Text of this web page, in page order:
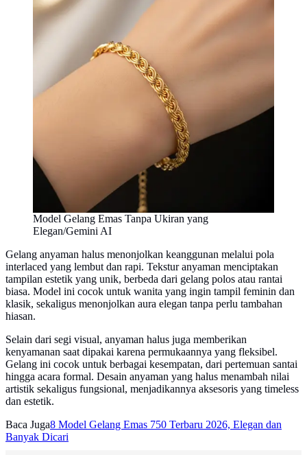
Model Gelang Emas Tanpa Ukiran yang
Elegan/Gemini AI
Gelang anyaman halus menonjolkan keanggunan melalui pola
interlaced yang lembut dan rapi. Tekstur anyaman menciptakan
tampilan estetik yang unik, berbeda dari gelang polos atau rantai
biasa. Model ini cocok untuk wanita yang ingin tampil feminin dan
klasik, sekaligus menonjolkan aura elegan tanpa perlu tambahan
hiasan.
Selain dari segi visual, anyaman halus juga memberikan
kenyamanan saat dipakai karena permukaannya yang fleksibel.
Gelang ini cocok untuk berbagai kesempatan, dari pertemuan santai
hingga acara formal. Desain anyaman yang halus menambah nilai
artistik sekaligus fungsional, menjadikannya aksesoris yang timeless
dan estetik.
Baca Juga8 Model Gelang Emas 750 Terbaru 2026, Elegan dan
Banyak Dicari